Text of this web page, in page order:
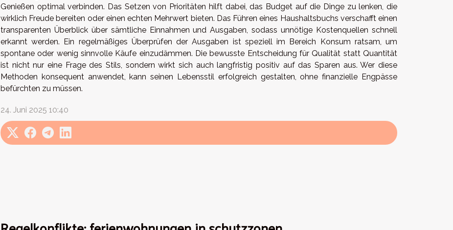
Genießen optimal verbinden. Das Setzen von Prioritäten hilft dabei, das Budget auf die Dinge zu lenken, die
wirklich Freude bereiten oder einen echten Mehrwert bieten. Das Führen eines Haushaltsbuchs verschafft einen
transparenten Überblick über sämtliche Einnahmen und Ausgaben, sodass unnötige Kostenquellen schnell
erkannt werden. Ein regelmäßiges Überprüfen der Ausgaben ist speziell im Bereich Konsum ratsam, um
spontane oder wenig sinnvolle Käufe einzudämmen. Die bewusste Entscheidung für Qualität statt Quantität
ist nicht nur eine Frage des Stils, sondern wirkt sich auch langfristig positiv auf das Sparen aus. Wer diese
Methoden konsequent anwendet, kann seinen Lebensstil erfolgreich gestalten, ohne finanzielle Engpässe
befürchten zu müssen.
24. Juni 2025 10:40